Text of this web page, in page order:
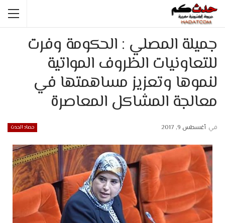
جميلة المصلي : الحكومة وفرت
للتعاونيات الظروف المواتية
لنموها وتعزيز مساهمتها في
معالجة المشاكل المعاصرة
حصاد الحدث في أغسطس 9, 2017